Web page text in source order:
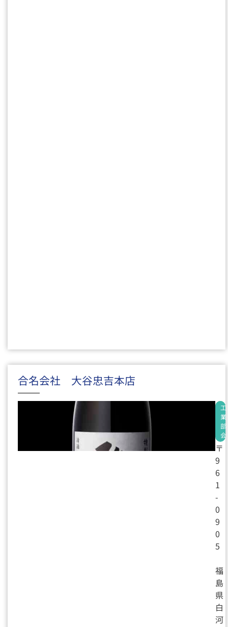
合名会社 大谷忠吉本店
製
造
業
工
業
部
会
〒
9
6
1
-
0
9
0
5
福
島
県
白
河